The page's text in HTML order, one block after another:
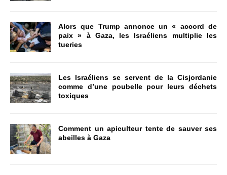
Alors que Trump annonce un « accord de
paix » à Gaza, les Israéliens multiplie les
tueries
Les Israéliens se servent de la Cisjordanie
comme d’une poubelle pour leurs déchets
toxiques
Comment un apiculteur tente de sauver ses
abeilles à Gaza